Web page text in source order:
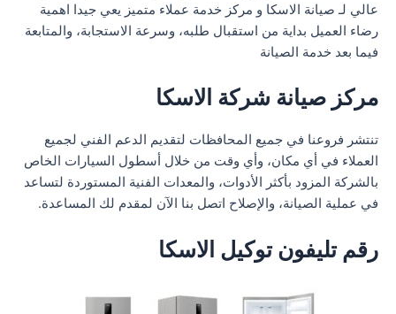
عالي لـ صيانة الاسكا و مركز خدمة عملاء متميز يعي جيدا اهمية
رضاء العميل بداية من استقبال طلبه، وسرعة الاستجابة، والمتابعة
فيما بعد خدمة الصيانة
مركز صيانة شركة الاسكا
تنتشر فروعنا في جميع المحافظات لتقديم الدعم الفني لجميع
العملاء في أي مكان، وأي وقت من خلال أسطول السيارات الخاص
بالشركة المزود بأكثر الأدوات، والمعدات الفنية المستوردة لتساعد
في عملية الصيانة، والإصلاح اتصل بنا الآن لمقدم لك المساعدة.
رقم تليفون توكيل الاسكا